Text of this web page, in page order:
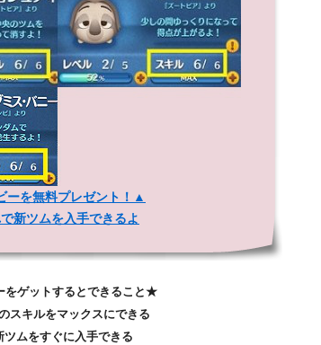
ーを無料プレゼント！▲
新ツムを入手できるよ
ゲットするとできること★
スキルをマックスにできる
ツムをすぐに入手できる